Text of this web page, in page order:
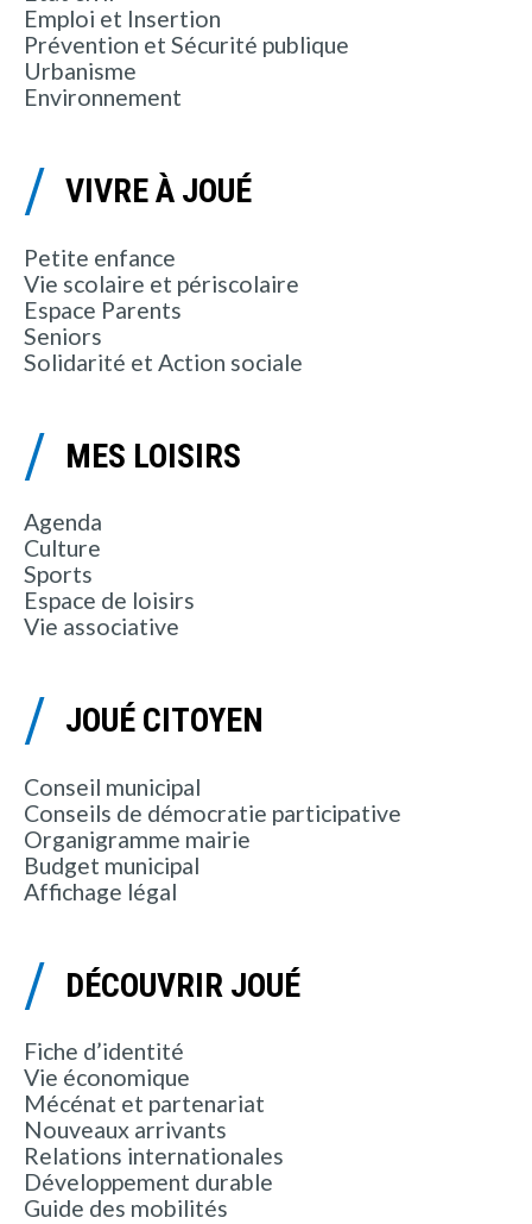
Emploi et Insertion
Prévention et Sécurité publique
Urbanisme
Environnement
VIVRE À JOUÉ
Petite enfance
Vie scolaire et périscolaire
Espace Parents
Seniors
Solidarité et Action sociale
MES LOISIRS
Agenda
Culture
Sports
Espace de loisirs
Vie associative
JOUÉ CITOYEN
Conseil municipal
Conseils de démocratie participative
Organigramme mairie
Budget municipal
Affichage légal
DÉCOUVRIR JOUÉ
Fiche d’identité
Vie économique
Mécénat et partenariat
Nouveaux arrivants
Relations internationales
Développement durable
Guide des mobilités